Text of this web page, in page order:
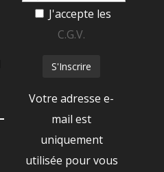
J'accepte les
C.G.V.
Votre adresse e-
mail est
uniquement
utilisée pour vous